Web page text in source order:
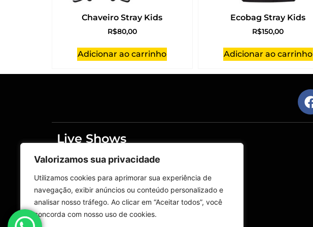
Valorizamos sua privacidade
Utilizamos cookies para aprimorar sua experiência de
navegação, exibir anúncios ou conteúdo personalizado e
analisar nosso tráfego. Ao clicar em “Aceitar todos”, você
concorda com nosso uso de cookies.
Chaveiro Stray Kids
R$80,00
Adicionar ao carrinho
Ecobag Stray Kids
R$150,00
Adicionar ao carrinho
Live Shows
Home
Live Shows
Fale Conosco
Política de privacidade